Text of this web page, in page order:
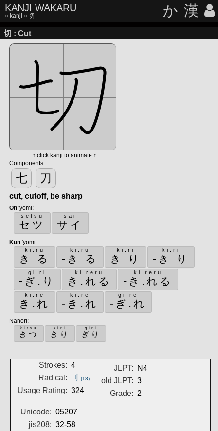
KANJI WAKARU
» kanji » 切 か 漢
切 : Cut
↑ click kanji to animate ↑
Components:
七 刀
cut, cutoff, be sharp
On 'yomi:
セツ
setsu
サイ
sai
Kun 'yomi:
き.る
ki.ru
-き.る
ki.ru
き.り
ki.ri
-き.り
ki.ri
-ぎ.り
gi.ri
き.れる
ki.reru
-き.れる
ki.reru
き.れ
ki.re
-き.れ
ki.re
-ぎ.れ
gi.re
Nanori:
きつ
kitsu
きり
kiri
ぎり
giri
Strokes: 4
Radical:
刂 (18)
Usage Rating: 324
JLPT:
N4
old JLPT: 3
Grade: 2
Unicode: 05207
jis208: 32-58